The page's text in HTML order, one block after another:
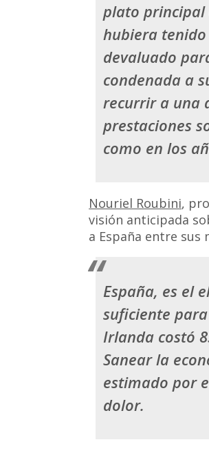
plato principal
hubiera
devaluado
condenada a
recurrir a una
prestaciones
como en los
Nouriel Roubini,
visión anticipada
a España entre sus
España, es el
suficiente
Irlanda costó
Sanear la
estimado por
dolor.